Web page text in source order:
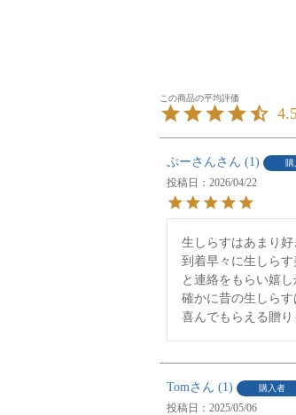
ぷーさん 1 購
投稿日
2026/04/22
生しらすはあまり
到着早々に生しらす
と連絡をもらい嬉し
確かに昔の生しらす
Tom 1 購入者
投稿日
2025/05/06